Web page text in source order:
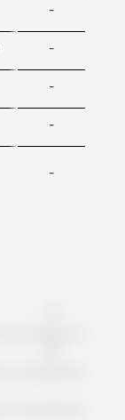
-
-
-
-
-